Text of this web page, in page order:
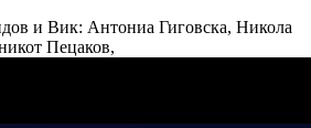
и Вик: Антониа Гиговска, Никола
Пецаков,